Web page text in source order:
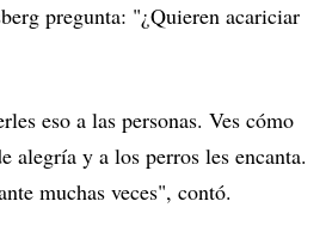
pregunta: "¿Quieren acariciar
eso a las personas. Ves cómo
alegría y a los perros les encanta.
muchas veces", contó.